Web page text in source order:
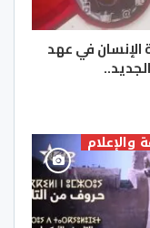
الإنسان في عهد
والإعلام